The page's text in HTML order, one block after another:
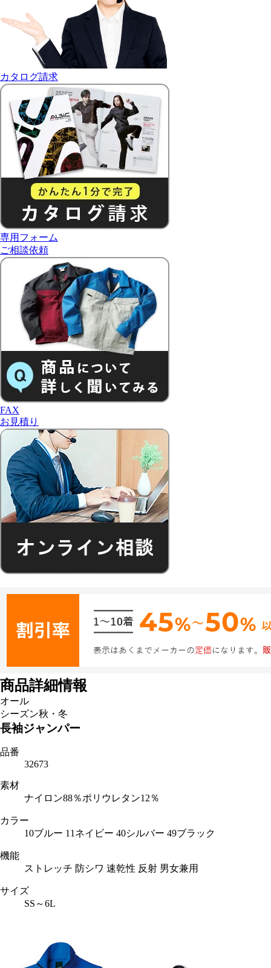
カタログ請求
専用フォーム
ご相談依頼
FAX
お見積り
商品詳細情報
オール
シーズン秋・冬
長袖ジャンパー
品番
32673
素材
ナイロン88％ポリウレタン12％
カラー
10ブルー 11ネイビー 40シルバー 49ブラック
機能
ストレッチ 防シワ 速乾性 反射 男女兼用
サイズ
SS～6L